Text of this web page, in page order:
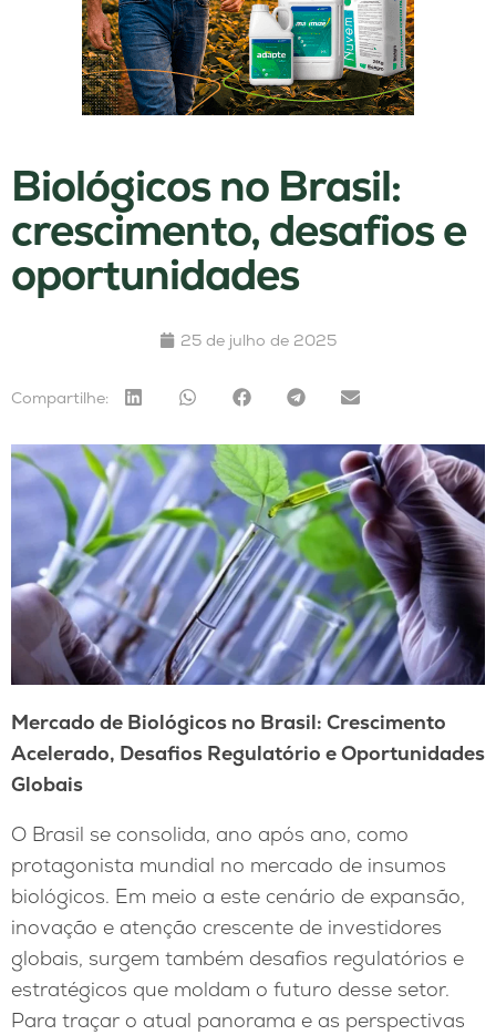
Biológicos no Brasil:
crescimento, desafios e
oportunidades
25 de julho de 2025
Compartilhe:
Mercado de Biológicos no Brasil: Crescimento
Acelerado, Desafios Regulatório e Oportunidades
Globais
O Brasil se consolida, ano após ano, como
protagonista mundial no mercado de insumos
biológicos. Em meio a este cenário de expansão,
inovação e atenção crescente de investidores
globais, surgem também desafios regulatórios e
estratégicos que moldam o futuro desse setor.
Para traçar o atual panorama e as perspectivas